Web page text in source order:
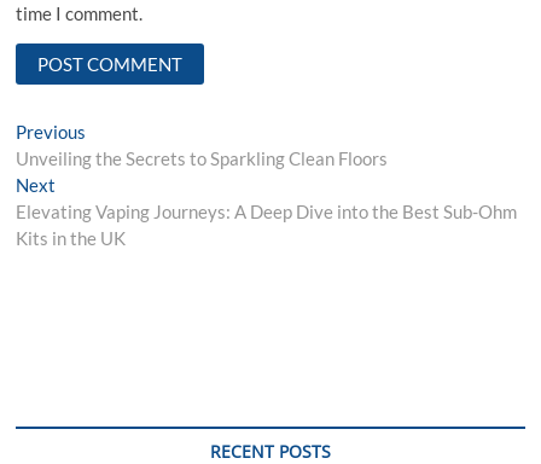
time I comment.
Post
navigation
Previous
post:
Unveiling the Secrets to Sparkling Clean Floors
Next
post:
Elevating Vaping Journeys: A Deep Dive into the Best Sub-Ohm
Kits in the UK
RECENT POSTS